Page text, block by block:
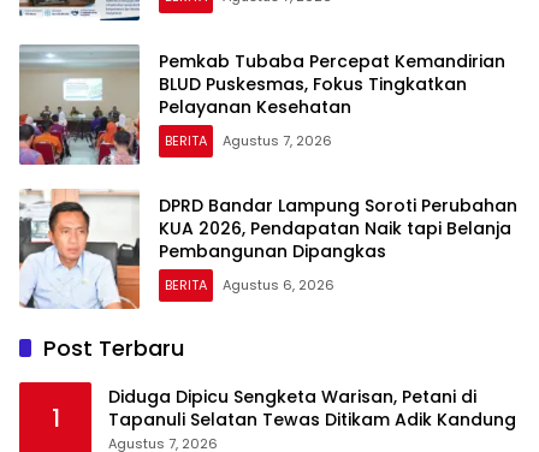
Pemkab Tubaba Percepat Kemandirian
BLUD Puskesmas, Fokus Tingkatkan
Pelayanan Kesehatan
BERITA Agustus 7, 2026
DPRD Bandar Lampung Soroti Perubahan
KUA 2026, Pendapatan Naik tapi Belanja
Pembangunan Dipangkas
BERITA Agustus 6, 2026
Post Terbaru
1
Diduga Dipicu Sengketa Warisan, Petani di
Tapanuli Selatan Tewas Ditikam Adik Kandung
Agustus 7, 2026